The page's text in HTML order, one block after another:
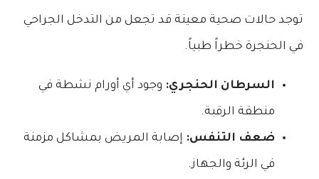
توجد حالات صحية معينة قد تجعل من التدخل الجراحي
في الحنجرة خطراً طبياً.
السرطان الحنجري: وجود أي أورام نشطة في
منطقة الرقبة.
ضعف التنفس: إصابة المريض بمشاكل مزمنة
في الرئة والجهاز.